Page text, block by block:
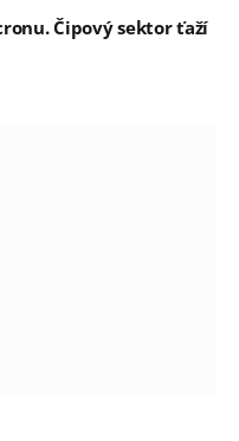
Čipový sektor ťaží